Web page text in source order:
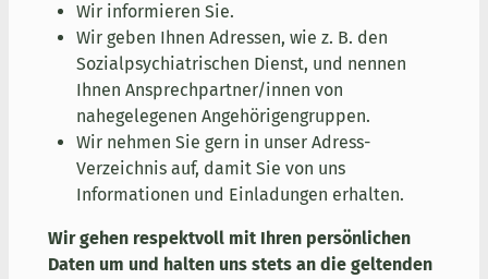
Wir informieren Sie.
Wir geben Ihnen Adressen, wie z. B. den
Sozialpsychiatrischen Dienst, und nennen
Ihnen Ansprechpartner/innen von
nahegelegenen Angehörigengruppen.
Wir nehmen Sie gern in unser Adress-
Verzeichnis auf, damit Sie von uns
Informationen und Einladungen erhalten.
Wir gehen respektvoll mit Ihren persönlichen
Daten um und halten uns stets an die geltenden